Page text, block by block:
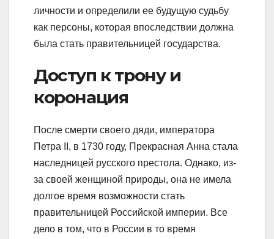
личности и определили ее будущую судьбу
как персоны, которая впоследствии должна
была стать правительницей государства.
Доступ к трону и
коронация
После смерти своего дяди, императора
Петра II, в 1730 году, Прекрасная Анна стала
наследницей русского престола. Однако, из-
за своей женщиной природы, она не имела
долгое время возможности стать
правительницей Российской империи. Все
дело в том, что в России в то время